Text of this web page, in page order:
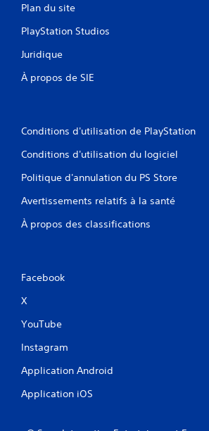
Plan du site
PlayStation Studios
Juridique
À propos de SIE
Conditions d'utilisation de PlayStation
Conditions d'utilisation du logiciel
Politique d'annulation du PS Store
Avertissements relatifs à la santé
À propos des classifications
Facebook
X
YouTube
Instagram
Application Android
Application iOS